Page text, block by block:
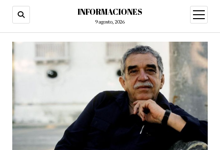
INFORMACIONES
9 agosto, 2026
abrir
menú